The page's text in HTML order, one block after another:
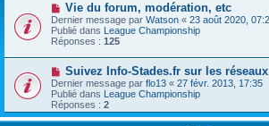
Vie du forum, modération, etc
Dernier message par Watson « 23 août 2020,
Publié dans League Championship
Réponses : 125
Suivez Info-Stades.fr sur les
Dernier message par flo13 « 27 févr. 2013, 17:35
Publié dans League Championship
Réponses : 2